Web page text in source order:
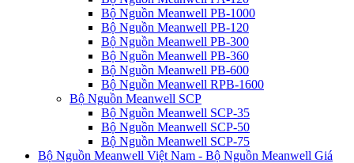
Bộ Nguồn Meanwell PB-1000
Bộ Nguồn Meanwell PB-120
Bộ Nguồn Meanwell PB-300
Bộ Nguồn Meanwell PB-360
Bộ Nguồn Meanwell PB-600
Bộ Nguồn Meanwell RPB-1600
Bộ Nguồn Meanwell SCP
Bộ Nguồn Meanwell SCP-35
Bộ Nguồn Meanwell SCP-50
Bộ Nguồn Meanwell SCP-75
Bộ Nguồn Meanwell Việt Nam - Bộ Nguồn Meanwell Giá